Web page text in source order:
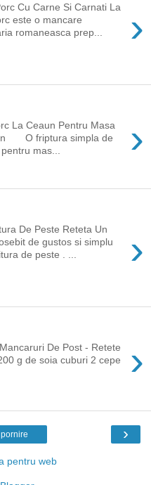
›
Cu Carne Si Carnati La
este o mancare
romaneasca prep...
›
La Ceaun Pentru Masa
O friptura simpla de
mas...
›
De Peste Reteta Un
de gustos si simplu
de peste . ...
›
De Post - Retete
g de soia cuburi 2 cepe
›
pentru web